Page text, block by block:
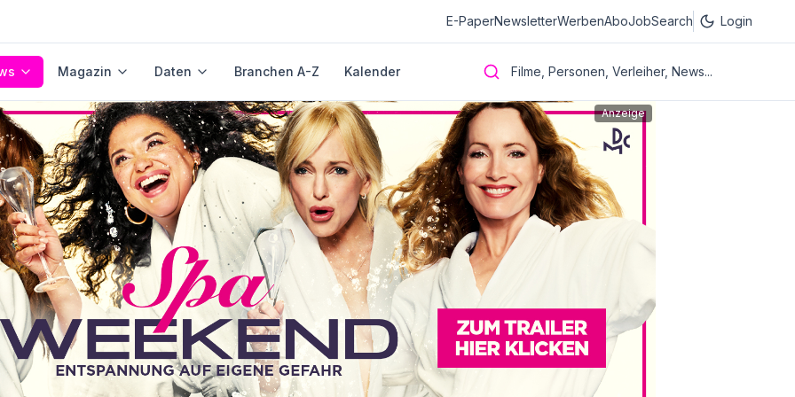
E-PaperNewsletterWerbenAboJobSearch Login
Magazin Daten Branchen A-Z Kalender Filme, Personen, Verleiher, News...
Anzeige